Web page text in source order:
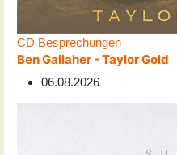
CD Besprechungen
Ben Gallaher - Taylor Gold
06.08.2026